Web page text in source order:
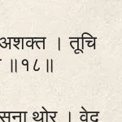
अशक्त । तूचि
॥१८॥
थोर । वेद